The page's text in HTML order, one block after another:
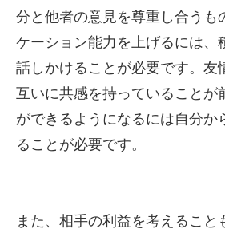
分と他者の意見を尊重し合うも
ケーション能力を上げるには、
話しかけることが必要です。友
互いに共感を持っていることが
ができるようになるには自分か
ることが必要です。
また、相手の利益を考えること